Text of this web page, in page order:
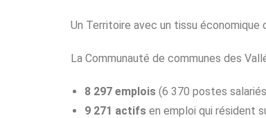
Un Territoire avec un tissu économique
La Communauté de communes des
8 297 emplois (6 370 postes
9 271 actifs en emploi qui résident